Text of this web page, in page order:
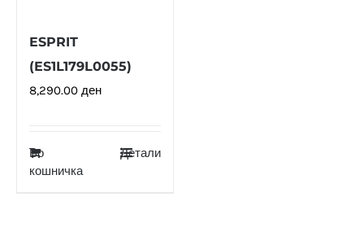
ESPRIT
(ES1L179L0055)
8,290.00 ден
Во
кошничка
Детали